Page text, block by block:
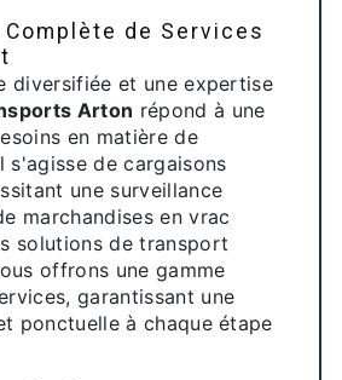
Complète de Services
diversifiée et une expertise
Arton répond à une
en matière de
s'agisse de cargaisons
une surveillance
marchandises en vrac
solutions de transport
offrons une gamme
garantissant une
ponctuelle à chaque étape